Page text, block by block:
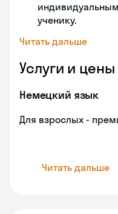
ученику.
Читать дальше
Услуги и цены
Немецкий язык
Для взрослых -
Читать дальше